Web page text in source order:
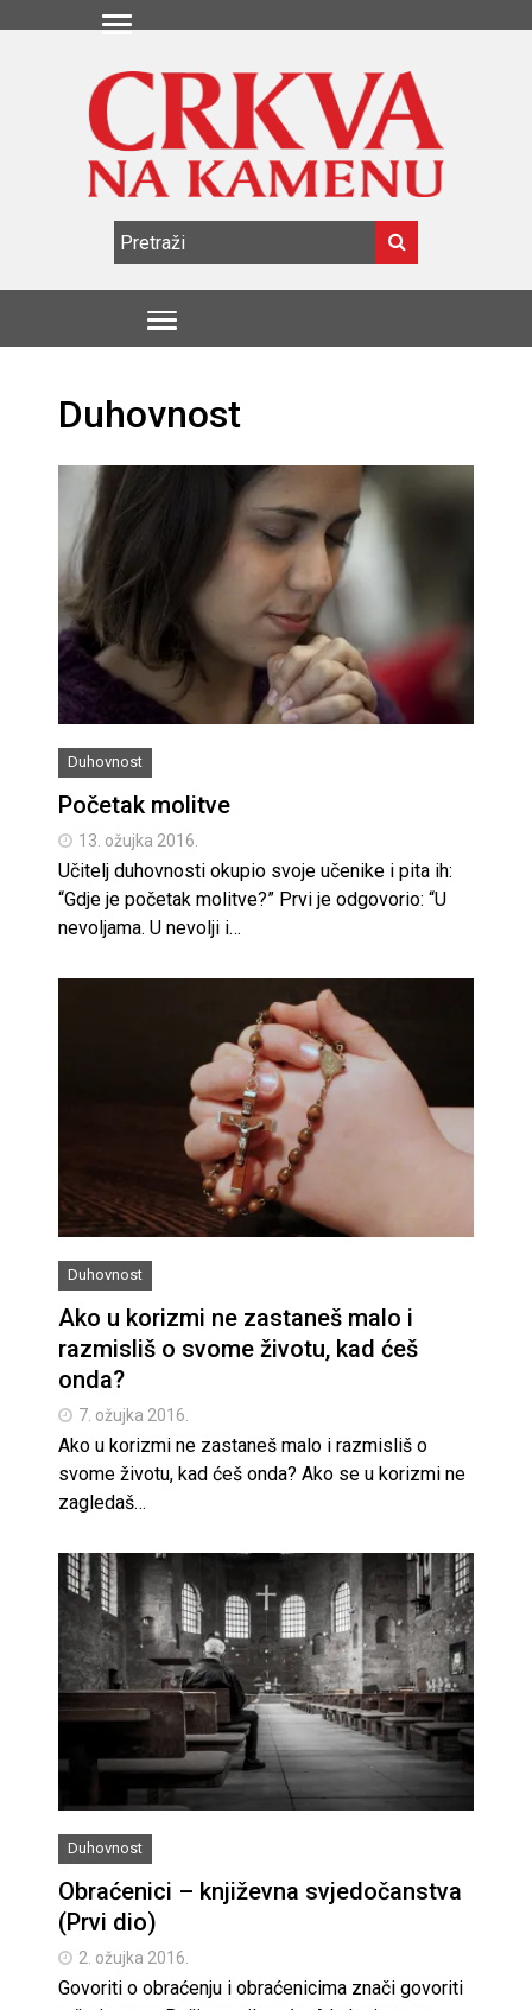
Duhovnost
Duhovnost
Početak molitve
13. ožujka 2016.
Učitelj duhovnosti okupio svoje učenike i pita ih:
“Gdje je početak molitve?” Prvi je odgovorio: “U
nevoljama. U nevolji i…
Duhovnost
Ako u korizmi ne zastaneš malo i
razmisliš o svome životu, kad ćeš
onda?
7. ožujka 2016.
Ako u korizmi ne zastaneš malo i razmisliš o
svome životu, kad ćeš onda? Ako se u korizmi ne
zagledaš…
Duhovnost
Obraćenici – književna svjedočanstva
(Prvi dio)
2. ožujka 2016.
Govoriti o obraćenju i obraćenicima znači govoriti